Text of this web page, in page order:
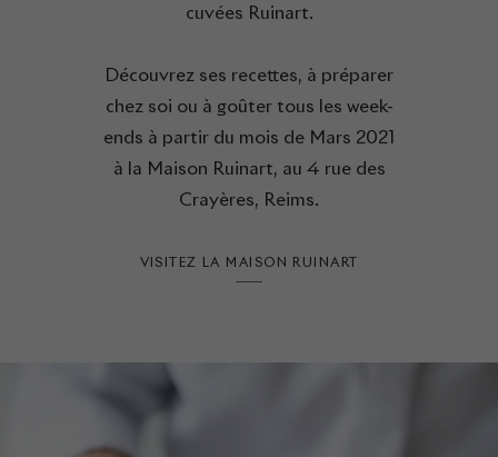
cuvées Ruinart.
Découvrez ses recettes, à préparer
chez soi ou à goûter tous les week-
ends à partir du mois de Mars 2021
à la Maison Ruinart, au 4 rue des
Crayères, Reims.
VISITEZ LA MAISON RUINART